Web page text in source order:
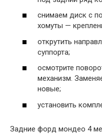
снимаем диск с
хомуты —
открутить
суппорта;
осмотрите
механизм.
новые;
установить
Задние форд мондео 4